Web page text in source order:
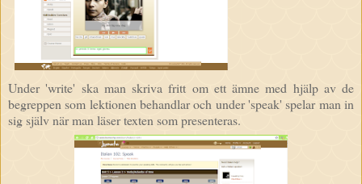
Under 'write' ska man skriva fritt om ett ämne med hjälp av de
begreppen som lektionen behandlar och under 'speak' spelar man in
sig själv när man läser texten som presenteras.